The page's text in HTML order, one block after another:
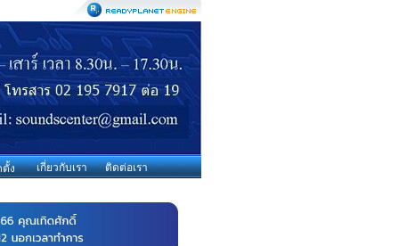
ตั้ง เกี่ยวกับเรา ติดต่อเรา